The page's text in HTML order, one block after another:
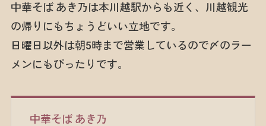
中華そば あき乃は本川越駅からも近く、川越観光
の帰りにもちょうどいい立地です。
日曜日以外は朝5時まで営業しているので〆のラー
メンにもぴったりです。
中華そば あき乃